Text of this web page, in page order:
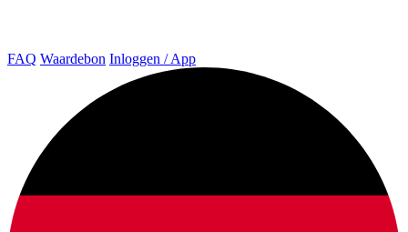
FAQ Waardebon Inloggen / App